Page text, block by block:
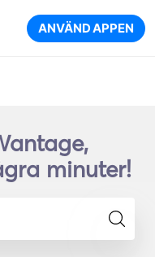
ANVÄND APPEN
minuter!